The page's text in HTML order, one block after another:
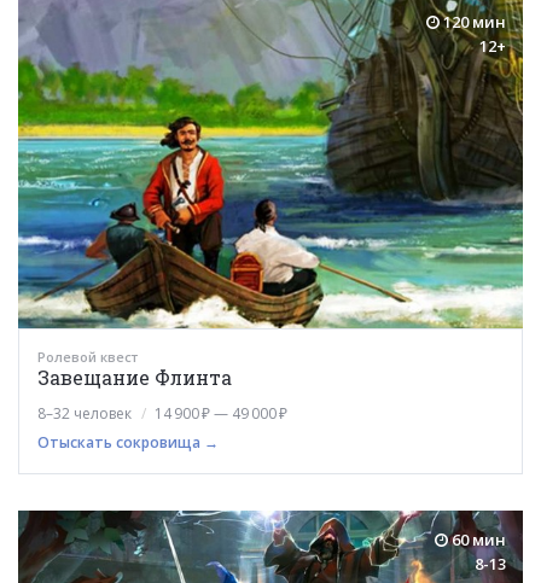
120 мин
12+
Ролевой квест
Завещание Флинта
8–32 человек
14 900 ₽ — 49 000 ₽
Отыскать сокровища →
60 мин
8-13